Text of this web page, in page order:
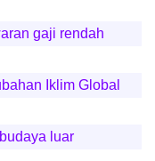
gaji rendah
Iklim Global
luar